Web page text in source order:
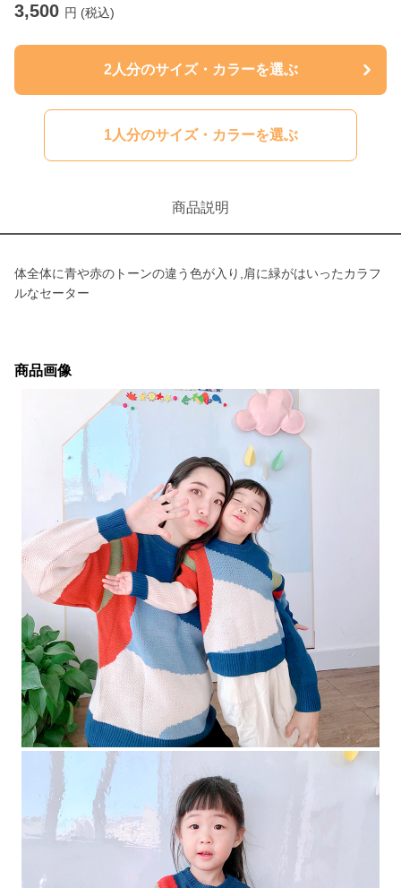
3,500 円 (税込)
2人分のサイズ・カラーを選ぶ
1人分のサイズ・カラーを選ぶ
商品説明
体全体に青や赤のトーンの違う色が入り,肩に緑がはいったカラフ
ルなセーター
商品画像